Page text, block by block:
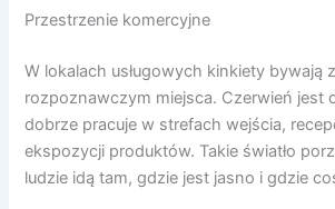
Przestrzenie komercyjne
W lokalach usługowych kinkiety bywają
rozpoznawczym miejsca. Czerwień jest
dobrze pracuje w strefach wejścia,
ekspozycji produktów. Takie światło
ludzie idą tam, gdzie jest jasno i gdzie